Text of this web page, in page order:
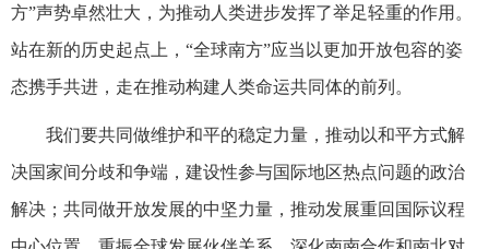
方”声势卓然壮大，为推动人类进步发挥了举足轻重的作用。
站在新的历史起点上，“全球南方”应当以更加开放包容的姿
态携手共进，走在推动构建人类命运共同体的前列。
我们要共同做维护和平的稳定力量，推动以和平方式解
决国家间分歧和争端，建设性参与国际地区热点问题的政治
解决；共同做开放发展的中坚力量，推动发展重回国际议程